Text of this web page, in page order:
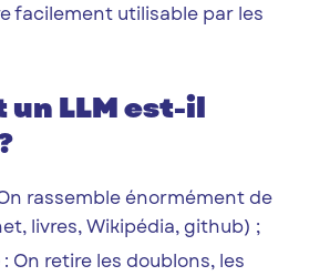
facilement utilisable par les
un LLM est-il
rassemble énormément de
livres, Wikipédia, github) ;
: On retire les doublons, les